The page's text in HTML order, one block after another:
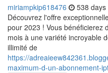
miriampkip618476 538 days
Découvrez l'offre
pour 2023 ! Vous bénéficierez
mois à une variété incroyable
illimité de
https://
maximum-d-un-abonnement-